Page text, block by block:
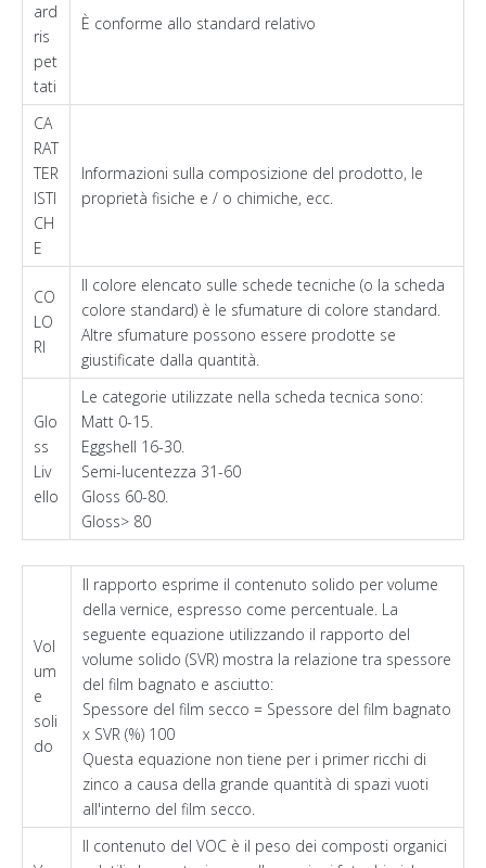
ard
ris
pet
tati
È conforme allo standard relativo
CA
RAT
TER
ISTI
CH
E
Informazioni sulla composizione del prodotto, le
proprietà fisiche e / o chimiche, ecc.
CO
LO
RI
Il colore elencato sulle schede tecniche (o la scheda
colore standard) è le sfumature di colore standard.
Altre sfumature possono essere prodotte se
giustificate dalla quantità.
Glo
ss
Liv
ello
Le categorie utilizzate nella scheda tecnica sono:
Matt 0-15.
Eggshell 16-30.
Semi-lucentezza 31-60
Gloss 60-80.
Gloss> 80
Vol
um
e
soli
do
Il rapporto esprime il contenuto solido per volume
della vernice, espresso come percentuale. La
seguente equazione utilizzando il rapporto del
volume solido (SVR) mostra la relazione tra spessore
del film bagnato e asciutto:
Spessore del film secco = Spessore del film bagnato
x SVR (%) 100
Questa equazione non tiene per i primer ricchi di
zinco a causa della grande quantità di spazi vuoti
all'interno del film secco.
Il contenuto del VOC è il peso dei composti organici